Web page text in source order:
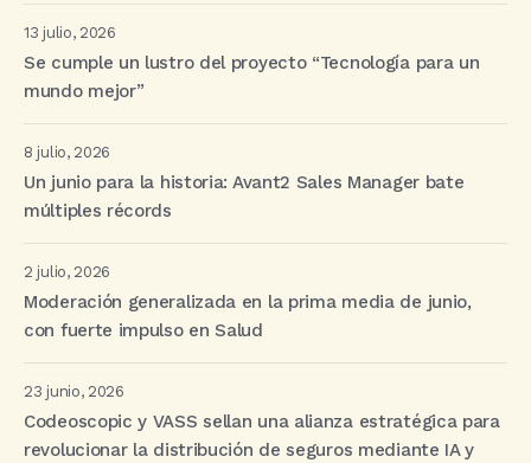
13 julio, 2026
Se cumple un lustro del proyecto “Tecnología para un
mundo mejor”
8 julio, 2026
Un junio para la historia: Avant2 Sales Manager bate
múltiples récords
2 julio, 2026
Moderación generalizada en la prima media de junio,
con fuerte impulso en Salud
23 junio, 2026
Codeoscopic y VASS sellan una alianza estratégica para
revolucionar la distribución de seguros mediante IA y